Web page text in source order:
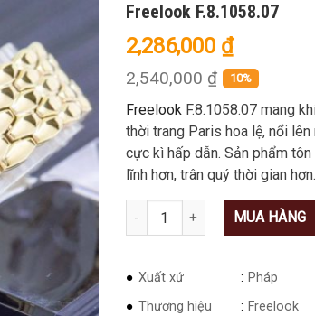
Freelook F.8.1058.07
2,286,000 ₫
2,540,000₫ 10%
Freelook F.8.1058.07 mang
thời trang Paris hoa lệ, nổi
cực kì hấp dẫn. Sản phẩm
lĩnh hơn, trân quý thời gian hơn.
Số lượng MUA HÀNG
Xuất xứ
Pháp
Thương hiệu
Freelook